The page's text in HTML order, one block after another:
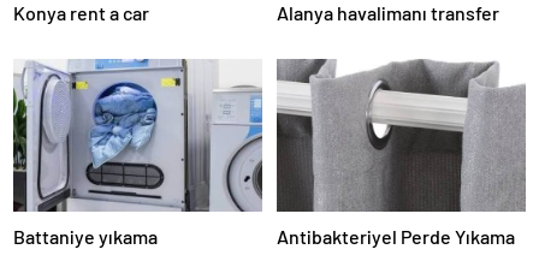
Konya rent a car Alanya havalimanı transfer
Battaniye yıkama Antibakteriyel Perde Yıkama